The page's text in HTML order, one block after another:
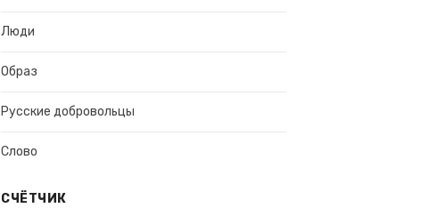
Люди
Образ
Русские добровольцы
Слово
СЧЁТЧИК